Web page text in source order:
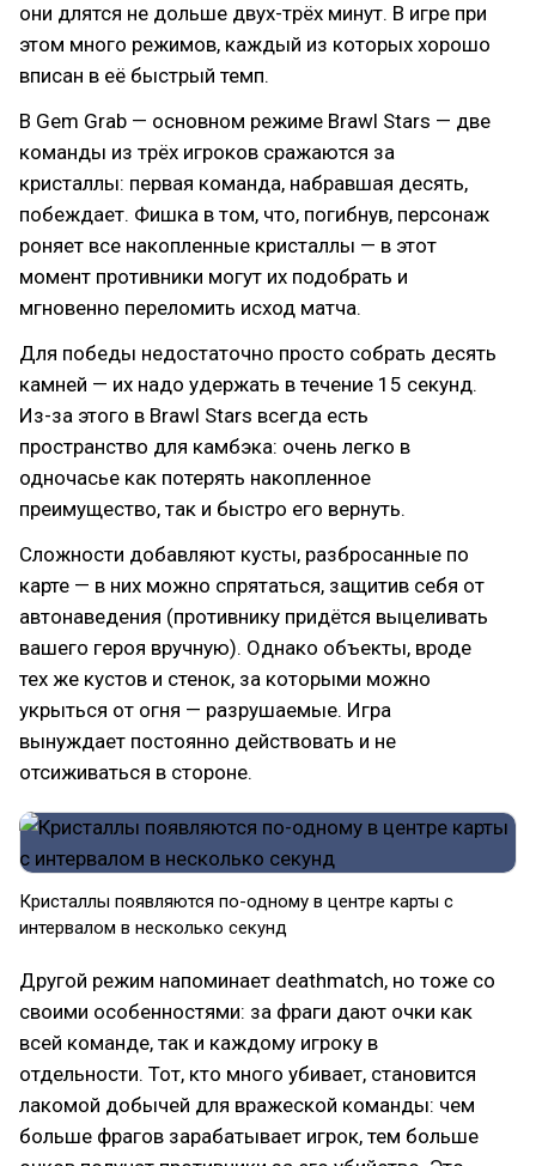
они длятся не дольше двух-трёх минут. В игре при
этом много режимов, каждый из которых хорошо
вписан в её быстрый темп.
В Gem Grab — основном режиме Brawl Stars — две
команды из трёх игроков сражаются за
кристаллы: первая команда, набравшая десять,
побеждает. Фишка в том, что, погибнув, персонаж
роняет все накопленные кристаллы — в этот
момент противники могут их подобрать и
мгновенно переломить исход матча.
Для победы недостаточно просто собрать десять
камней — их надо удержать в течение 15 секунд.
Из-за этого в Brawl Stars всегда есть
пространство для камбэка: очень легко в
одночасье как потерять накопленное
преимущество, так и быстро его вернуть.
Сложности добавляют кусты, разбросанные по
карте — в них можно спрятаться, защитив себя от
автонаведения (противнику придётся выцеливать
вашего героя вручную). Однако объекты, вроде
тех же кустов и стенок, за которыми можно
укрыться от огня — разрушаемые. Игра
вынуждает постоянно действовать и не
отсиживаться в стороне.
Кристаллы появляются по-одному в центре карты с
интервалом в несколько секунд
Другой режим напоминает deathmatch, но тоже со
своими особенностями: за фраги дают очки как
всей команде, так и каждому игроку в
отдельности. Тот, кто много убивает, становится
лакомой добычей для вражеской команды: чем
больше фрагов зарабатывает игрок, тем больше